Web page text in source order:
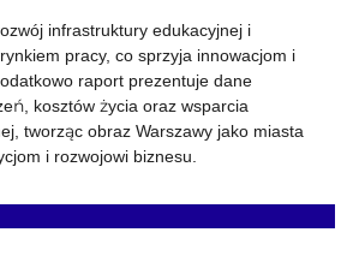
infrastruktury edukacyjnej i
pracy, co sprzyja innowacjom i
raport prezentuje dane
kosztów życia oraz wsparcia
tworząc obraz Warszawy jako miasta
i rozwojowi biznesu.